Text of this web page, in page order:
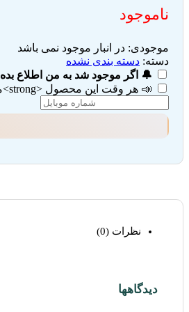
ناموجود
موجودی: در انبار موجود نمی باشد
دسته: دسته بندی نشده
🔔 اگر موجود شد به من اطلاع بده
📣 هر وقت این محصول <strong>موجود شد به من پیامک بزن</strong> (تیک هر دو گزینه را بزنید)
نظرات (0)
دیدگاهها